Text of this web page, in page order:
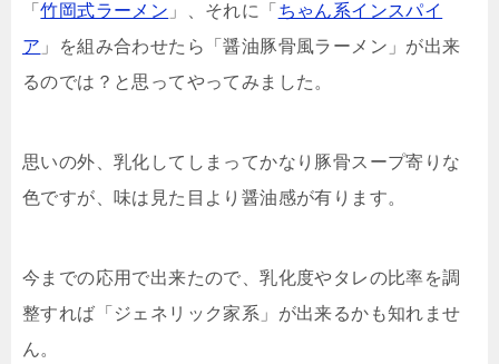
「竹岡式ラーメン 」、それに「 ちゃん系インスパイ
ア 」を組み合わせたら「醤油豚骨風ラーメン」が出来
るのでは？と思ってやってみました。
思いの外、乳化してしまってかなり豚骨スープ寄りな
色ですが、味は見た目より醤油感が有ります。
今までの応用で出来たので、乳化度やタレの比率を調
整すれば「ジェネリック家系」が出来るかも知れませ
ん。